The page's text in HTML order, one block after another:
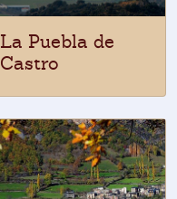
La Puebla de
Castro